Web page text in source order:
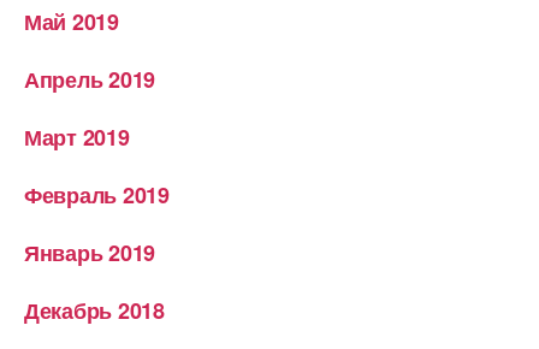
Май 2019
Апрель 2019
Март 2019
Февраль 2019
Январь 2019
Декабрь 2018